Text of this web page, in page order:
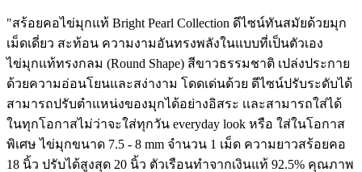
"สร้อยคอไข่มุกแท้ Bright Pearl Collection ดีไซน์ทันสมัยด้วยมุก
เม็ดเดี่ยว สะท้อน ความงามอันทรงพลังในแบบที่เป็นตัวเอง
ไข่มุกแท้ทรงกลม (Round Shape) สีขาวธรรมชาติ เปล่งประกาย
ด้วยความอ่อนโยนและสง่างาม โดดเด่นด้วย ดีไซน์ปรับระดับได้
สามารถปรับตำแหน่งของมุกได้อย่างอิสระ เเละสามารถใส่ได้
ในทุกโอกาสไม่ว่าจะใส่ทุกวัน everyday look หรือ ใส่ในโอกาส
พิเศษ ไข่มุกขนาด 7.5 - 8 mm จำนวน 1 เม็ด ความยาวสร้อยคอ
18 นิ้ว ปรับได้สูงสุด 20 นิ้ว ตัวเรือนทำจากเงินแท้ 92.5% คุณภาพ